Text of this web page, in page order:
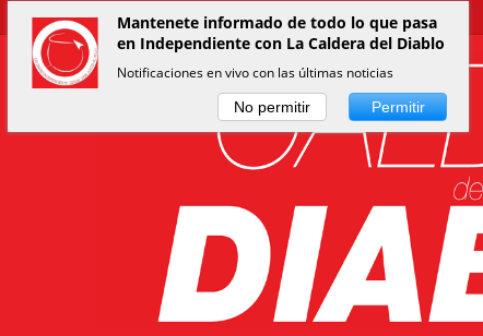
Mantenete informado de todo lo que pasa
en Independiente con La Caldera del Diablo
Notificaciones en vivo con las últimas noticias
No permitir Permitir